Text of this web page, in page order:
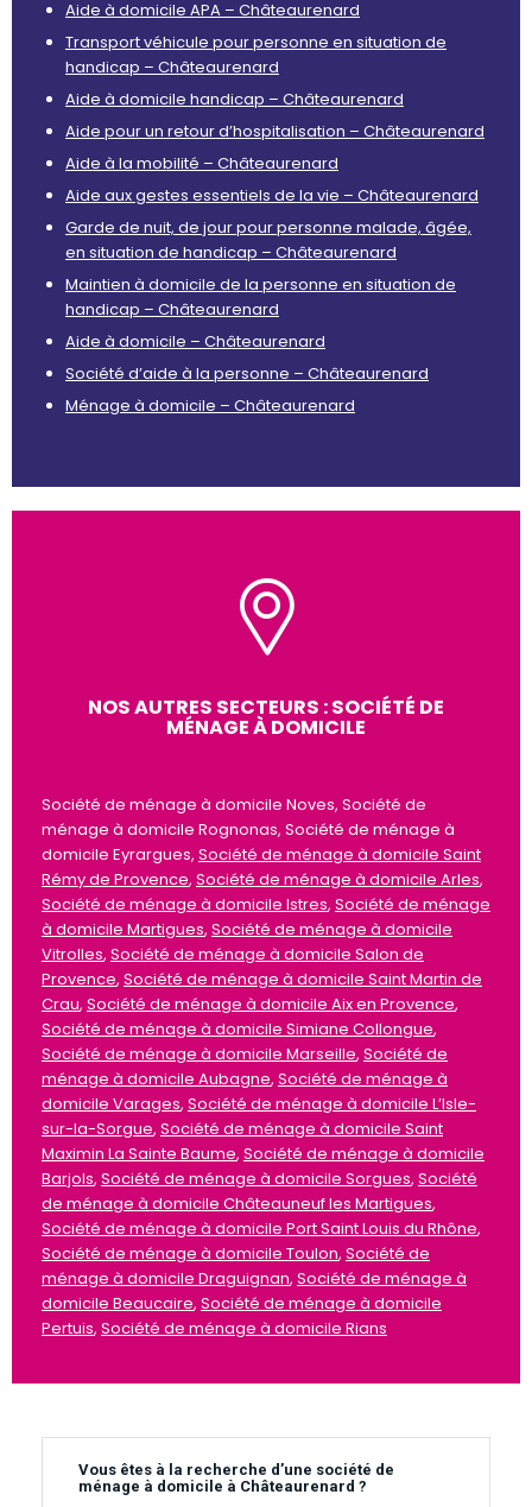
Aide à domicile APA – Châteaurenard
Transport véhicule pour personne en situation de
handicap – Châteaurenard
Aide à domicile handicap – Châteaurenard
Aide pour un retour d’hospitalisation – Châteaurenard
Aide à la mobilité – Châteaurenard
Aide aux gestes essentiels de la vie – Châteaurenard
Garde de nuit, de jour pour personne malade, âgée,
en situation de handicap – Châteaurenard
Maintien à domicile de la personne en situation de
handicap – Châteaurenard
Aide à domicile – Châteaurenard
Société d’aide à la personne – Châteaurenard
Ménage à domicile – Châteaurenard
NOS AUTRES SECTEURS : SOCIÉTÉ DE
MÉNAGE À DOMICILE
Société de ménage à domicile Noves, Société de
ménage à domicile Rognonas, Société de ménage à
domicile Eyrargues, Société de ménage à domicile Saint
Rémy de Provence, Société de ménage à domicile Arles,
Société de ménage à domicile Istres, Société de ménage
à domicile Martigues, Société de ménage à domicile
Vitrolles, Société de ménage à domicile Salon de
Provence, Société de ménage à domicile Saint Martin de
Crau, Société de ménage à domicile Aix en Provence,
Société de ménage à domicile Simiane Collongue,
Société de ménage à domicile Marseille, Société de
ménage à domicile Aubagne, Société de ménage à
domicile Varages, Société de ménage à domicile L’Isle-
sur-la-Sorgue, Société de ménage à domicile Saint
Maximin La Sainte Baume, Société de ménage à domicile
Barjols, Société de ménage à domicile Sorgues, Société
de ménage à domicile Châteauneuf les Martigues,
Société de ménage à domicile Port Saint Louis du Rhône,
Société de ménage à domicile Toulon, Société de
ménage à domicile Draguignan, Société de ménage à
domicile Beaucaire, Société de ménage à domicile
Pertuis, Société de ménage à domicile Rians
Vous êtes à la recherche d’une société de
ménage à domicile à Châteaurenard ?